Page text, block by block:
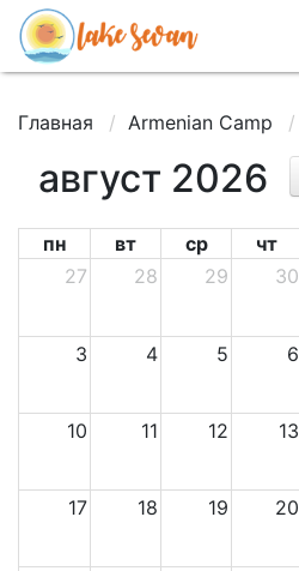
Главная Armenian Camp
август 2026
пн вт ср чт
27
28 29 30
3 4 5 6
10 11 12 13
17 18 19 20